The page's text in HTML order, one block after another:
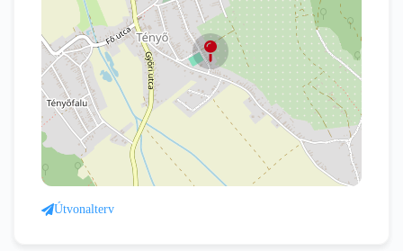
Útvonalterv